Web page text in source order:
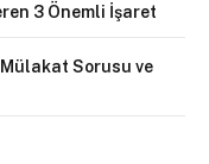
3 Önemli İşaret
Sorusu ve